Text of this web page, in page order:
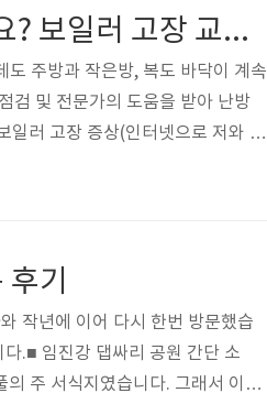
보일러 켜지 않았는데 방이 따뜻해요? 보일러 고장 교체 비용
도 주방과 작은방, 복도 바닥이 계속
검 및 전문가의 도움을 받아 난방
러 고장 증상(인터넷으로 저와 비
넣지도 않았는데 거실만 계속 따
기
작년에 이어 다시 한번 방문했습
.■ 임진강 댑싸리 공원 간단 소
주 서식지였습니다. 그래서 이곳